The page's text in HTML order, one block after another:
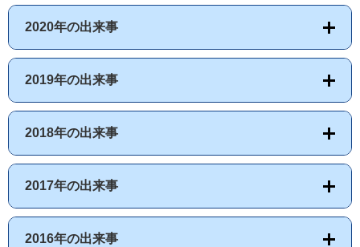
2020年の出来事
2019年の出来事
2018年の出来事
2017年の出来事
2016年の出来事